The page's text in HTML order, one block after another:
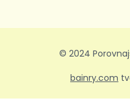
© 2024
bainry.com